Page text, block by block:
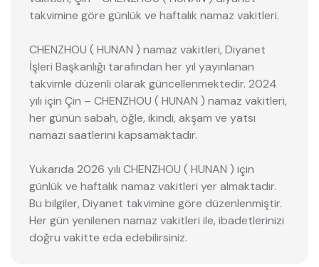
takvimine göre günlük ve haftalık namaz vakitleri.
CHENZHOU ( HUNAN ) namaz vakitleri, Diyanet
İşleri Başkanlığı tarafından her yıl yayınlanan
takvimle düzenli olarak güncellenmektedir. 2024
yılı için Çin – CHENZHOU ( HUNAN ) namaz vakitleri,
her günün sabah, öğle, ikindi, akşam ve yatsı
namazı saatlerini kapsamaktadır.
Yukarıda 2026 yılı CHENZHOU ( HUNAN ) için
günlük ve haftalık namaz vakitleri yer almaktadır.
Bu bilgiler, Diyanet takvimine göre düzenlenmiştir.
Her gün yenilenen namaz vakitleri ile, ibadetlerinizi
doğru vakitte eda edebilirsiniz.